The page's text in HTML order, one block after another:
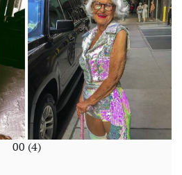
00 (4)